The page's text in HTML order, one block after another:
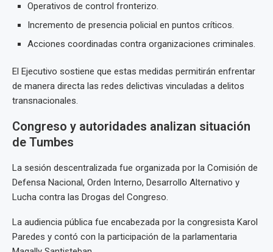
Operativos de control fronterizo.
Incremento de presencia policial en puntos críticos.
Acciones coordinadas contra organizaciones criminales.
El Ejecutivo sostiene que estas medidas permitirán enfrentar
de manera directa las redes delictivas vinculadas a delitos
transnacionales.
Congreso y autoridades analizan situación
de Tumbes
La sesión descentralizada fue organizada por la Comisión de
Defensa Nacional, Orden Interno, Desarrollo Alternativo y
Lucha contra las Drogas del Congreso.
La audiencia pública fue encabezada por la congresista Karol
Paredes y contó con la participación de la parlamentaria